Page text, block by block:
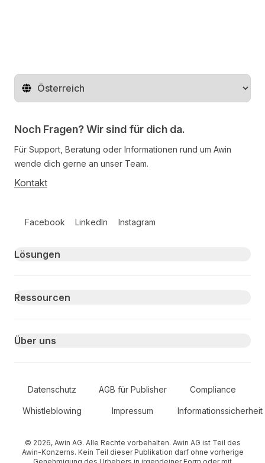
Region ändern
Noch Fragen? Wir sind für dich da.
Für Support, Beratung oder Informationen rund um Awin
wende dich gerne an unser Team.
Kontakt
Facebook LinkedIn Instagram
Primary footer navigation
Lösungen
Ressourcen
Über uns
Secondary Footer Navigation
Datenschutz AGB für Publisher Compliance
Whistleblowing Impressum Informationssicherheit
© 2026, Awin AG. Alle Rechte vorbehalten. Awin AG ist Teil des
Awin-Konzerns. Kein Teil dieser Publikation darf ohne vorherige